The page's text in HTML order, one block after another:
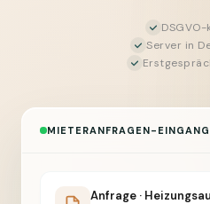
Server in
MIETERANFRAGEN-EINGANG
Anfrage ·